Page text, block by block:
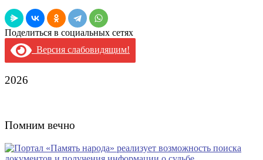
Поделиться в социальных сетях
Версия слабовидящим!
2026
Помним вечно